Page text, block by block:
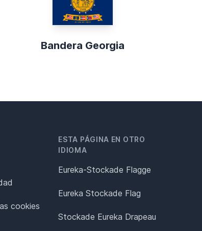
Bandera Georgia
cookies
ESTA PÁGINA EN OTRO
IDIOMA
Eureka-Stockade Flagge
Eureka Stockade Flag
Stockade Eureka Drapeau